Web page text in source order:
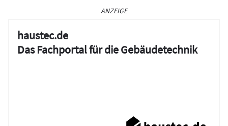
ANZEIGE
haustec.de
Das Fachportal für die Gebäudetechnik